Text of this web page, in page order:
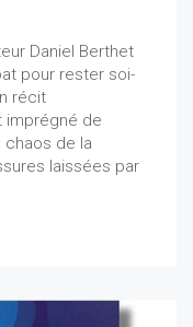
Daniel Berthet
pour rester soi-
récit
imprégné de
chaos de la
laissées par